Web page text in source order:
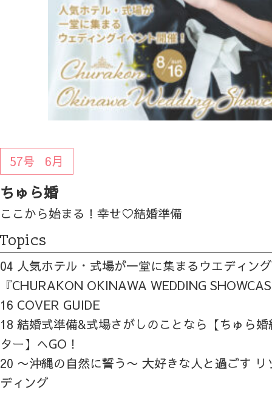
57号 6月
ちゅら婚
ここから始まる！幸せ♡結婚準備
Topics
04 人気ホテル・式場が一堂に集まるウエディン
『CHURAKON OKINAWA WEDDING
16 COVER GUIDE
18 結婚式準備&式場さがしのことなら【ちゅら
ター】へGO！
20 〜沖縄の自然に誓う〜 大好きな人と過ごす
ディング